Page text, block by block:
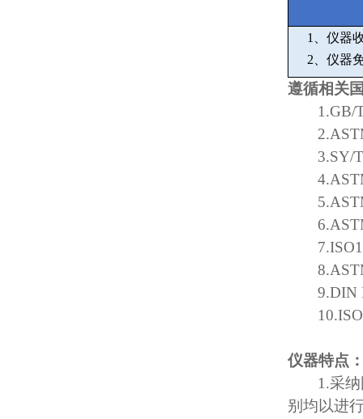
1
、仪器
2 、仪器
遵循相关
1.GB/
3.SY/
9.DIN
仪器特点
1.采
别均以进